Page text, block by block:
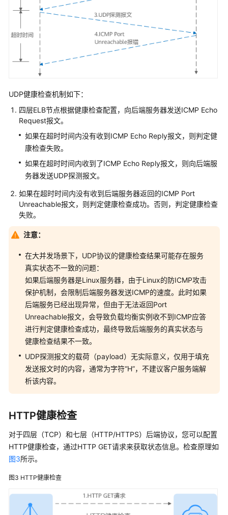
CES
监
控
ELB
使
用
审
计
ELB
关
键
作
自
诊
工
附
录
API
参
考
常
见
问
UDP健康检查机制如下：
四层ELB节点根据健康检查配置，向后端服务器发送ICMP Echo
Request报文。
如果在超时时间内没有收到ICMP Echo Reply报文，则判定健
康检查失败。
如果在超时时间内收到了ICMP Echo Reply报文，则向后端服
务器发送UDP探测报文。
如果在超时时间内没有收到后端服务器返回的ICMP Port
Unreachable报文，则判定健康检查成功。否则，判定健康检查
失败。
注意：
在大并发场景下，UDP协议的健康检查结果可能存在服务
真实状态不一致的问题：
如果后端服务器是Linux服务器，由于Linux的防ICMP攻击
保护机制，会限制后端服务器发送ICMP的速度。此时如果
后端服务已经出现异常，但由于无法返回Port
Unreachable报文，会导致负载均衡实例收不到ICMP应答
进行判定健康检查成功，最终导致后端服务的真实状态与
健康检查结果不一致。
UDP探测报文的载荷（payload）无实际意义，仅用于填充
发送报文时的内容，通常为字符“H”，不建议客户服务端解
析该内容。
HTTP健康检查
对于四层（TCP）和七层（HTTP/HTTPS）后端协议，您可以配置
HTTP健康检查，通过HTTP GET请求来获取状态信息。检查原理如
图3所示。
图3 HTTP健康检查